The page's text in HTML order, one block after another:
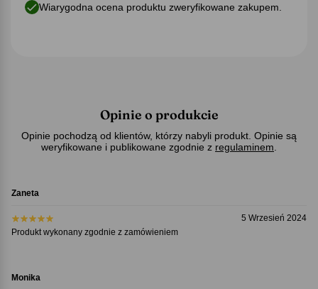
Wiarygodna ocena produktu zweryfikowane zakupem.
Opinie o produkcie
Opinie pochodzą od klientów, którzy nabyli produkt. Opinie są
weryfikowane i publikowane zgodnie z regulaminem
Zaneta
5 Wrzesień 2024
Produkt wykonany zgodnie z zamówieniem
Monika